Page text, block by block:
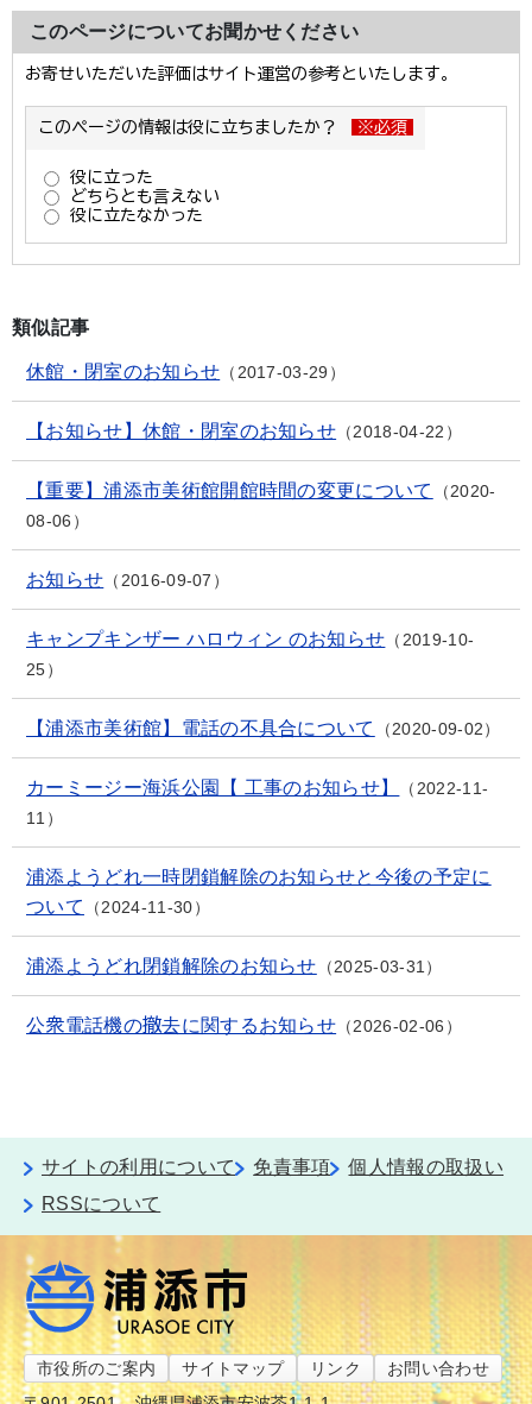
このページについてお聞かせください
類似記事
休館・閉室のお知らせ 2017-03-29
【お知らせ】休館・閉室のお知らせ 2018-04-22
【重要】浦添市美術館開館時間の変更について
2020-
08-06
お知らせ 2016-09-07
キャンプキンザー ハロウィン のお知らせ
2019-10-
25
【浦添市美術館】電話の不具合について 2020-09-02
カーミージー海浜公園【 工事のお知らせ】
2022-11-
11
浦添ようどれ一時閉鎖解除のお知らせと今後の予定に
ついて
2024-11-30
浦添ようどれ閉鎖解除のお知らせ 2025-03-31
公衆電話機の撤去に関するお知らせ 2026-02-06
サイトの利用について 免責事項
個人情報の取扱い
RSSについて
市役所のご案内 サイトマップ リンク
お問い合わせ